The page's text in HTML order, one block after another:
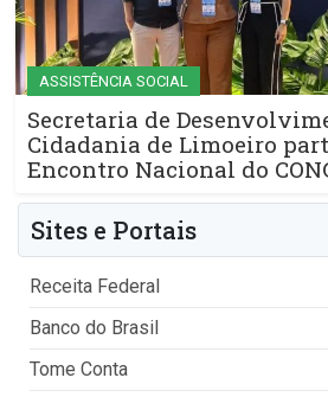
ASSISTÊNCIA SOCIAL
Secretaria de
Cidadania de Limoeiro
Encontro Nacional do
Sites e Portais
Receita Federal
Banco do Brasil
Tome Conta